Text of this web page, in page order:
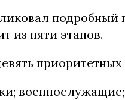
подробный
из пяти этапов.
приоритетных
военнослужащие;